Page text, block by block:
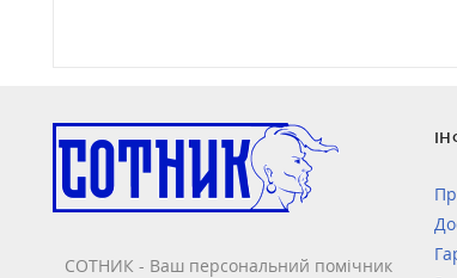
СОТНИК - Ваш персональний помічник